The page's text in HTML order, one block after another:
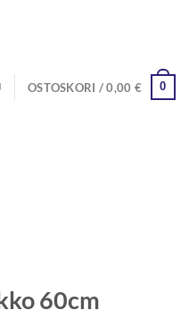
OSTOSKORI /0,00 € 0
60cm